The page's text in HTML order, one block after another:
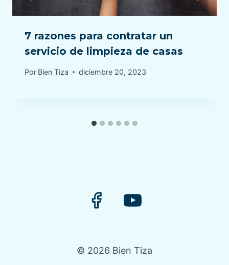
7 razones para contratar un
servicio de limpieza de casas
Por Bien Tiza diciembre 20, 2023
© 2026 Bien Tiza